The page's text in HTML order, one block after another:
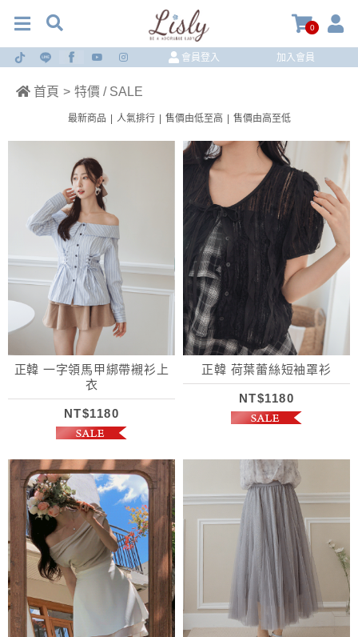
0
會員登入 加入會員
首頁 > 特價 / SALE
最新商品 人氣排行 售價由低至高 售價由高至低
正韓 一字領馬甲綁帶襯衫上
衣
NT$1180
正韓 荷葉蕾絲短袖罩衫
NT$1180